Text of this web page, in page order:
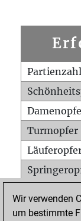
Partienzahl
Turmopfer
Matt auf
Wir verwenden
um bestimmte